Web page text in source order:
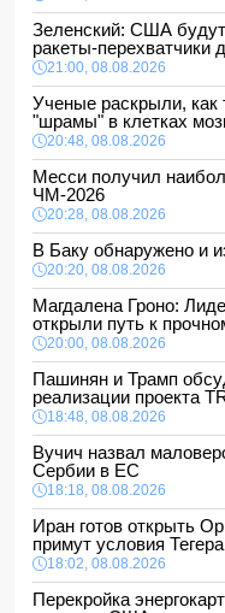
Зеленский: США
ракеты-перехватчики
21:00, 08.08.2026
Ученые раскрыли, как
"шрамы" в клетках
20:48, 08.08.2026
Месси получил
ЧМ-2026
20:28, 08.08.2026
В Баку обнаружено и
20:20, 08.08.2026
Магдалена Гроно:
открыли путь к
20:00, 08.08.2026
Пашинян и Трамп
реализации проекта
18:48, 08.08.2026
Вучич назвал
Сербии в ЕС
18:18, 08.08.2026
Иран готов открыть
примут условия
18:02, 08.08.2026
Перекройка